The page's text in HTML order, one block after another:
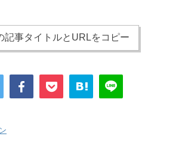
記事タイトルとURLをコピー